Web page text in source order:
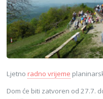
Ljetnoradno vrijeme
Dom će biti zatvoren od 27.7.